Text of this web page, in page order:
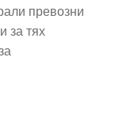
превозни
за тях